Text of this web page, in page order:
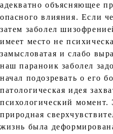
адекватно объясняющее
опасного влияния. Если
затем заболел
имеет место не
замысловатая и слабо
наш параноик заболел
начал подозревать о его
патологическая идея
психологический момент.
природная
жизнь была